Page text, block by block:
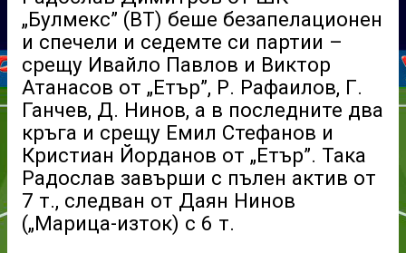
„Булмекс” (ВТ) беше безапелационен
и спечели и седемте си партии –
срещу Ивайло Павлов и Виктор
Атанасов от „Етър”, Р. Рафаилов, Г.
Ганчев, Д. Нинов, а в последните два
кръга и срещу Емил Стефанов и
Кристиан Йорданов от „Етър”. Така
Радослав завърши с пълен актив от
7 т., следван от Даян Нинов
(„Марица-изток) с 6 т.